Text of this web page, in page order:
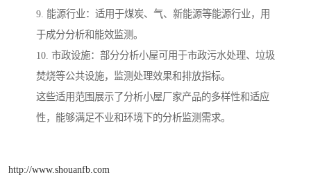
9. 能源行业：适用于煤炭、气、新能源等能源行业，用
于成分分析和能效监测。
10. 市政设施：部分分析小屋可用于市政污水处理、垃圾
焚烧等公共设施，监测处理效果和排放指标。
这些适用范围展示了分析小屋厂家产品的多样性和适应
性，能够满足不业和环境下的分析监测需求。
http://www.shouanfb.com